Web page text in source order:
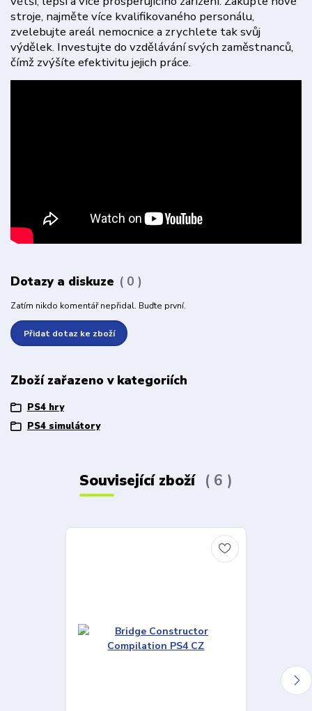
stroje, najměte více kvalifikovaného personálu,
zvelebujte areál nemocnice a zrychlete tak svůj
výdělek. Investujte do vzdělávání svých zaměstnanců,
čímž zvýšíte efektivitu jejich práce.
Dotazy a diskuze 0
Zatím nikdo komentář nepřidal. Buďte první.
Přidat dotaz ke zboží
Zboží zařazeno v kategoriích
PS4 hry
PS4 simulátory
Související zboží 6